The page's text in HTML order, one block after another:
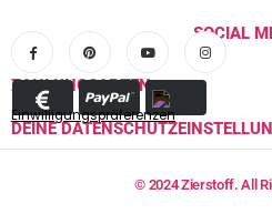
SOCIAL
ZAHLUNGSARTEN
DEINE
Einwilligungspräferenzen
© 2024 Zierstoff. All